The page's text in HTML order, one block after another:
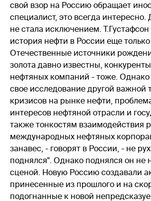
свой взор на Россию обращает
специалист, это всегда интересно.
не стала исключением. Т.Густафсон
история нефти в России еще только
Отечественные источники
золота давно известны,
нефтяных компаний - тоже. Однако
свое исследование другой важной
кризисов на рынке нефти,
интересов нефтяной отрасли и
также тонкостям взаимодействия
международных нефтяных
занавес, - говорят в России, - не
поднялся". Однако поднялся он не
сценой. Новую Россию создавали
принесенные из прошлого и на
подогнанные к новой